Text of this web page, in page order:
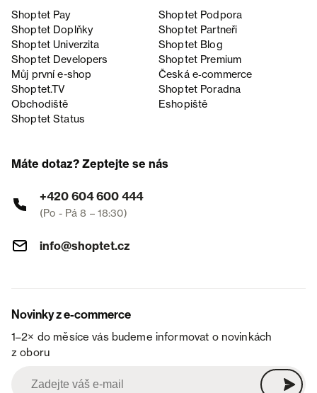
Shoptet Pay
Shoptet Podpora
Shoptet Doplňky
Shoptet Partneři
Shoptet Univerzita
Shoptet Blog
Shoptet Developers
Shoptet Premium
Můj první e-shop
Česká e‑commerce
Shoptet.TV
Shoptet Poradna
Obchodiště
Eshopiště
Shoptet Status
Máte dotaz? Zeptejte se nás
+420 604 600 444
(Po - Pá 8 – 18:30)
info@shoptet.cz
Novinky z e-commerce
1–2× do měsíce vás budeme informovat o novinkách
z oboru